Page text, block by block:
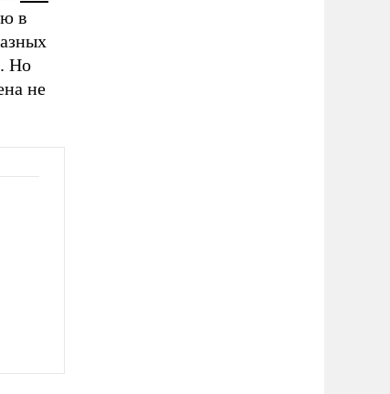
в
Но
не